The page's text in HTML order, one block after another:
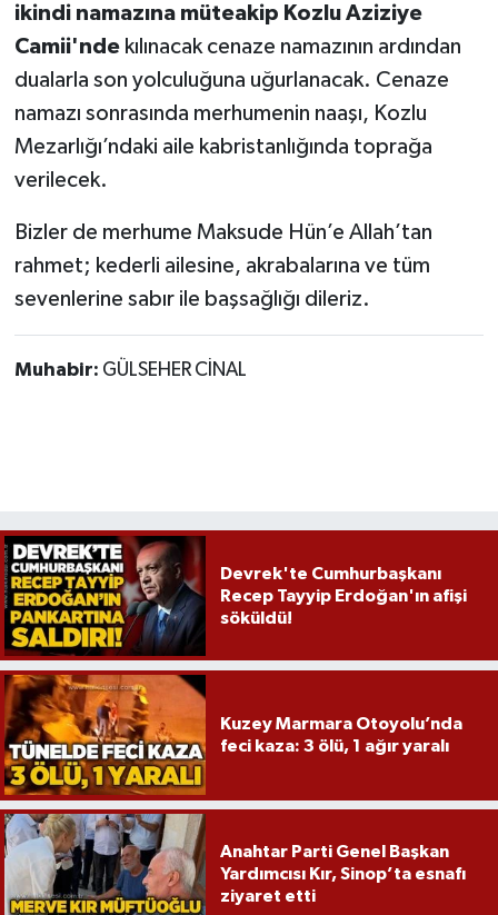
ikindi namazına müteakip Kozlu Aziziye
Camii'ndekılınacak cenaze namazının ardından
dualarla son yolculuğuna uğurlanacak. Cenaze
namazı sonrasında merhumenin naaşı, Kozlu
Mezarlığı’ndaki aile kabristanlığında toprağa
verilecek.
Bizler de merhume Maksude Hün’e Allah’tan
rahmet; kederli ailesine, akrabalarına ve tüm
sevenlerine sabır ile başsağlığı dileriz.
Muhabir: GÜLSEHER CİNAL
Devrek'te Cumhurbaşkanı
Recep Tayyip Erdoğan'ın afişi
söküldü!
Kuzey Marmara Otoyolu’nda
feci kaza: 3 ölü, 1 ağır yaralı
Anahtar Parti Genel Başkan
Yardımcısı Kır, Sinop’ta esnafı
ziyaret etti
Politika
Resmi İlan
Röportaj
Sağlık
SİYASET
Spor